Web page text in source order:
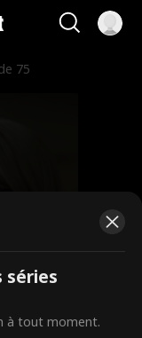
75
séries
à tout moment.